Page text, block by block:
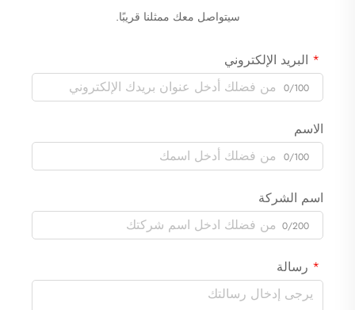
سيتواصل معك ممثلنا قريبًا.
البريد الإلكتروني
0/100
الاسم
0/100
اسم الشركة
0/200
رسالة